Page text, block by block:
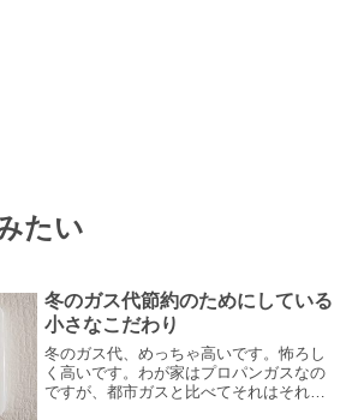
たい
冬のガス代節約のためにしている
小さなこだわり
冬のガス代、めっちゃ高いです。怖ろし
く高いです。わが家はプロパンガスなの
ですが、都市ガスと比べてそれはそれは